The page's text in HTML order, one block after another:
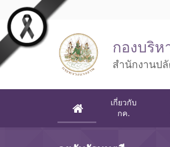
Skip to main content
กองบริห
สำนักงานปลั
(CURRENT)
เกี่ยวกับ
กค.